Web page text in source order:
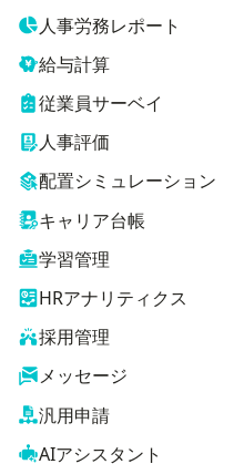
人事労務レポート
給与計算
従業員サーベイ
人事評価
配置シミュレーション
キャリア台帳
学習管理
HRアナリティクス
採用管理
メッセージ
汎用申請
AIアシスタント